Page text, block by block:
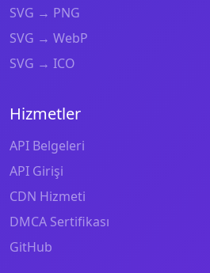
SVG → PNG
SVG → WebP
SVG → ICO
Hizmetler
API Belgeleri
API Girişi
CDN Hizmeti
DMCA Sertifikası
GitHub